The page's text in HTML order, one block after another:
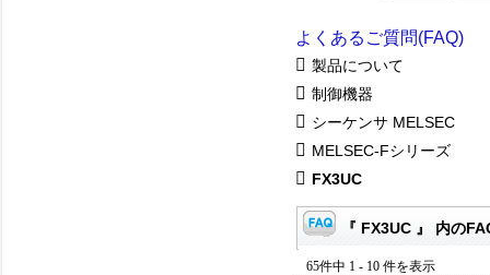
よくあるご質問(FAQ)
製品について
制御機器
シーケンサ MELSEC
MELSEC-Fシリーズ
FX3UC
『 FX3UC 』 内の
65件中 1 - 10 件を表示